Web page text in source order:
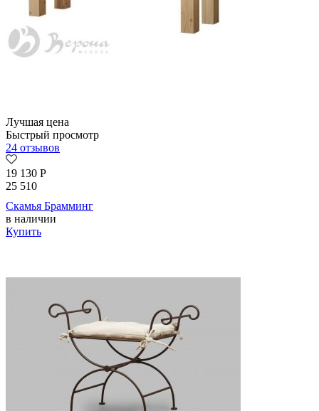
Лучшая цена
Быстрый просмотр
24 отзывов
19 130 Р
25 510
Скамья Брамминг
в наличии
Купить